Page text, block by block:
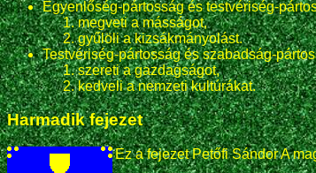
Egyenlőség-pártosság és testvériség-
megveti a másságot,
gyűlöli a kizsákmányolást.
Testvériség-pártosság és szabadság-
szereti a gazdagságot,
kedveli a nemzeti kultúrákat.
Harmadik fejezet
Ez a fejezet Petőfi Sándor A